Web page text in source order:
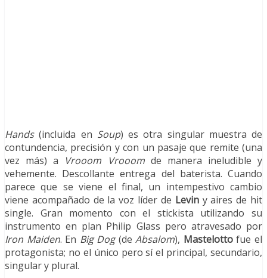
Hands(incluida en Soup) es otra singular muestra de
contundencia, precisión y con un pasaje que remite (una
vez más) a
Vrooom Vrooomde manera ineludible y
vehemente. Descollante entrega del baterista. Cuando
parece que se viene el final, un intempestivo cambio
viene acompañado de la voz líder de Leviny aires de hit
single. Gran momento con el stickista utilizando su
instrumento en plan Philip Glass pero atravesado por
Iron Maiden. En Big Dog(deAbsalom), Mastelottofue el
protagonista; no el único pero sí el principal, secundario,
singular y plural.